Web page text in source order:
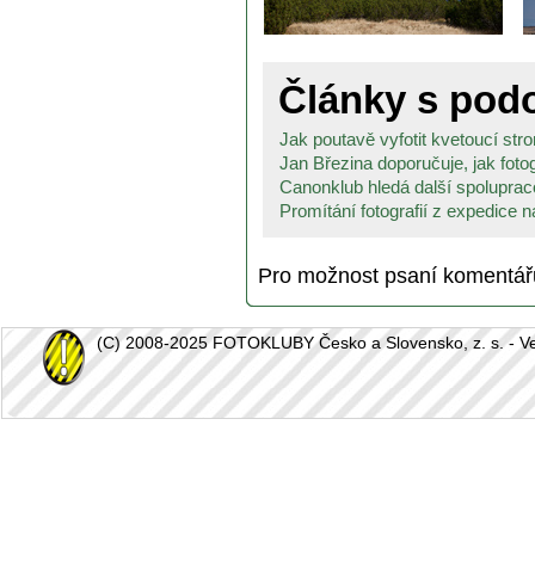
Články s
Jak poutavě vyfotit kvetoucí
Jan Březina doporučuje, jak
Canonklub hledá další
Promítání fotografií z expedice
Pro možnost psaní
(C) 2008-2025 FOTOKLUBY Česko a Slovensko, z. s. -